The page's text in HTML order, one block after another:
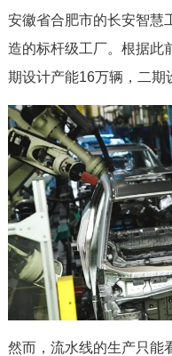
安徽省合肥市的长安智慧
造的标杆级工厂。根据此
期设计产能16万辆，二期
然而，流水线的生产只能